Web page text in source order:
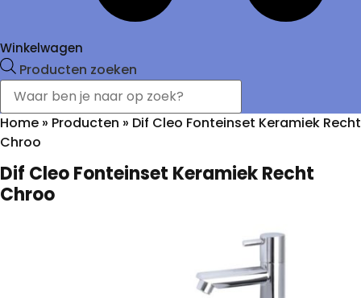
Winkelwagen
Producten zoeken
Home » Producten » Dif Cleo Fonteinset Keramiek Recht
Chroo
Dif Cleo Fonteinset Keramiek Recht
Chroo